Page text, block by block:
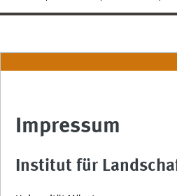
Impressum
Institut für